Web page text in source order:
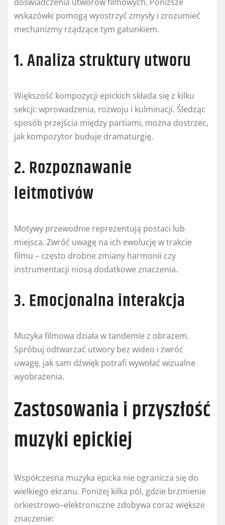
wskazówki pomogą wyostrzyć zmysły i zrozumieć
mechanizmy rządzące tym gatunkiem.
1. Analiza struktury utworu
Większość kompozycji epickich składa się z kilku
sekcji: wprowadzenia, rozwoju i kulminacji. Śledząc
sposób przejścia między partiami, można dostrzec,
jak kompozytor buduje dramaturgię.
2. Rozpoznawanie
leitmotivów
Motywy przewodnie reprezentują postaci lub
miejsca. Zwróć uwagę na ich ewolucję w trakcie
filmu – często drobne zmiany harmonii czy
instrumentacji niosą dodatkowe znaczenia.
3. Emocjonalna interakcja
Muzyka filmowa działa w tandemie z obrazem.
Spróbuj odtwarzać utwory bez wideo i zwróć
uwagę, jak sam dźwięk potrafi wywołać wizualne
wyobrażenia.
Zastosowania i przyszłość
muzyki epickiej
Współczesna muzyka epicka nie ogranicza się do
wielkiego ekranu. Poniżej kilka pól, gdzie brzmienie
orkiestrowo–elektroniczne zdobywa coraz większe
znaczenie: